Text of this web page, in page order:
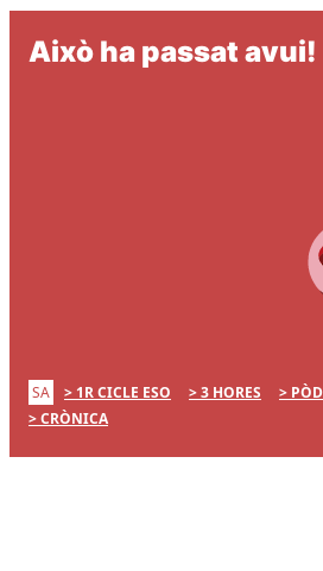
Això ha passat avui!
SA 1R CICLE ESO 3 HORES
CRÒNICA